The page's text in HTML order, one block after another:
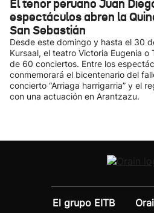
El tenor peruano Juan
espectáculos abren la
San Sebastián
Desde este domingo y hasta el 30
Kursaal, el teatro Victoria Eugenia
de 60 conciertos. Entre los
conmemorará el bicentenario del
concierto “Arriaga harrigarria” y el
con una actuación en Arantzazu.
El grupo EITB